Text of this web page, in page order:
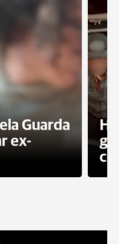
Guarda
ex-